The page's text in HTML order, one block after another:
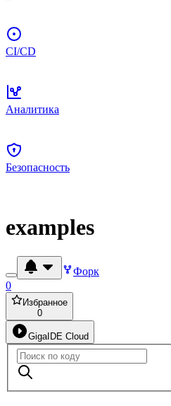
CI/CD
Аналитика
Безопасность
examples
Форк
0
Избранное
0
GigaIDE Cloud